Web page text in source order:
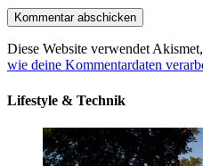
Diese Website verwendet
wie deine Kommentardaten
Lifestyle & Technik